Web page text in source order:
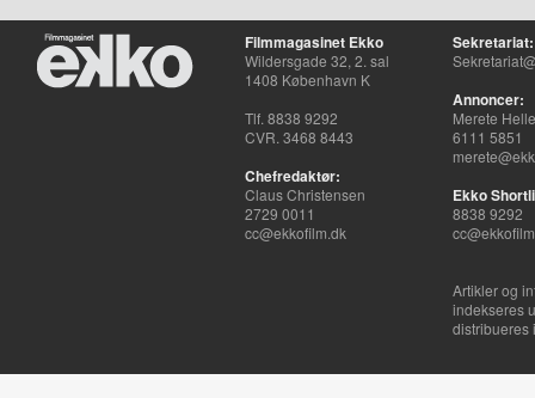
Filmmagasinet Ekko
Wildersgade 32, 2. sal
1408 København K
Tlf. 8838 9292
CVR. 3468 8443
Chefredaktør:
Claus Christensen
2729 0011
cc@ekkofilm.dk
Sekretariat:
Annoncer:
Merete
6111 5851
Ekko
8838 9292
Artikler og
indekseres
distribueres